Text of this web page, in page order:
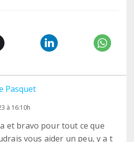
Pasquet
à 16:10h
et bravo pour tout ce que
vous aider un peu, y a t